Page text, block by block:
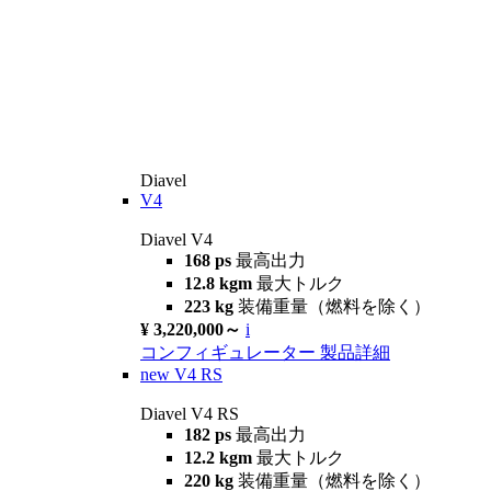
Diavel
V4
Diavel V4
168 ps 最高出力
12.8 kgm 最大トルク
223 kg 装備重量（燃料を除く）
¥ 3,220,000～ i
コンフィギュレーター 製品詳細
new V4 RS
Diavel V4 RS
182 ps 最高出力
12.2 kgm 最大トルク
220 kg 装備重量（燃料を除く）